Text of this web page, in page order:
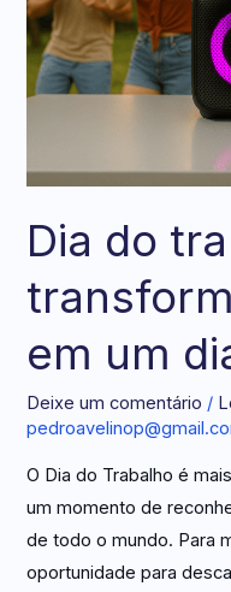
Dia do
em um
Deixe um comentário /
O Dia do Trabalho é
um momento de
de todo o mundo. Para
oportunidade para
o
feriado
em
um
memorável